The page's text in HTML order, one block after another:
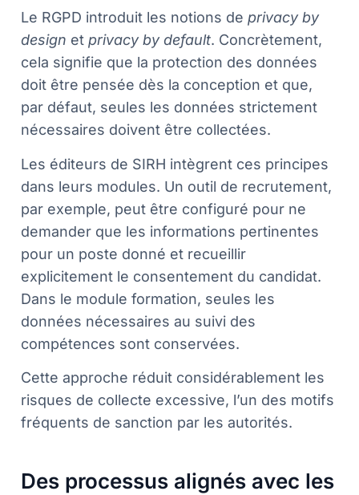
Le RGPD introduit les notions de privacy by
design et privacy by default. Concrètement,
cela signifie que la protection des données
doit être pensée dès la conception et que,
par défaut, seules les données strictement
nécessaires doivent être collectées.
Les éditeurs de SIRH intègrent ces principes
dans leurs modules. Un outil de recrutement,
par exemple, peut être configuré pour ne
demander que les informations pertinentes
pour un poste donné et recueillir
explicitement le consentement du candidat.
Dans le module formation, seules les
données nécessaires au suivi des
compétences sont conservées.
Cette approche réduit considérablement les
risques de collecte excessive, l’un des motifs
fréquents de sanction par les autorités.
Des processus alignés avec les